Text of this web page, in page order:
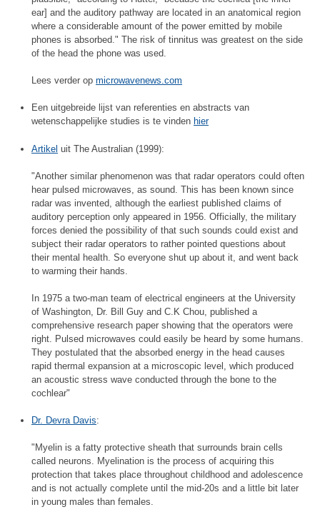
ear] and the auditory pathway are located in an anatomical region
where a considerable amount of the power emitted by mobile
phones is absorbed." The risk of tinnitus was greatest on the side
of the head the phone was used.
Lees verder op microwavenews.com
Een uitgebreide lijst van referenties en abstracts van
wetenschappelijke studies is te vinden hier
Artikel uit The Australian (1999):
"Another similar phenomenon was that radar operators could often
hear pulsed microwaves, as sound. This has been known since
radar was invented, although the earliest published claims of
auditory perception only appeared in 1956. Officially, the military
forces denied the possibility of that such sounds could exist and
subject their radar operators to rather pointed questions about
their mental health. So everyone shut up about it, and went back
to warming their hands.
In 1975 a two-man team of electrical engineers at the University
of Washington, Dr. Bill Guy and C.K Chou, published a
comprehensive research paper showing that the operators were
right. Pulsed microwaves could easily be heard by some humans.
They postulated that the absorbed energy in the head causes
rapid thermal expansion at a microscopic level, which produced
an acoustic stress wave conducted through the bone to the
cochlear"
Dr. Devra Davis:
"Myelin is a fatty protective sheath that surrounds brain cells
called neurons. Myelination is the process of acquiring this
protection that takes place throughout childhood and adolescence
and is not actually complete until the mid-20s and a little bit later
in young males than females.